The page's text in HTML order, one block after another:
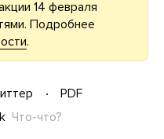
14 февраля
Подробнее
.
PDF
Что-что?